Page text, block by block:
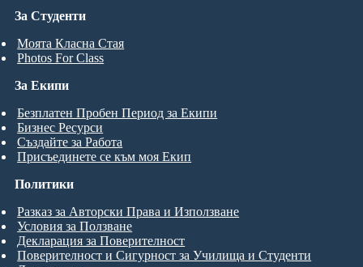
За Студенти
Моята Класна Стая
Photos For Class
За Екипи
Безплатен Пробен Период за Екипи
Бизнес Ресурси
Създайте за Работа
Присъединете се към моя Екип
Политики
Разказ за Авторски Права и Използване
Условия за Ползване
Декларация за Поверителност
Поверителност и Сигурност за Училища и Студенти